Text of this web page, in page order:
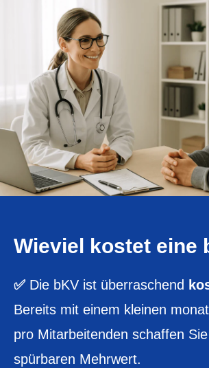
Wieviel kostet eine
✅ Die bKV ist überraschend
Bereits mit einem kleinen
pro Mitarbeitenden schaffen
spürbaren Mehrwert.